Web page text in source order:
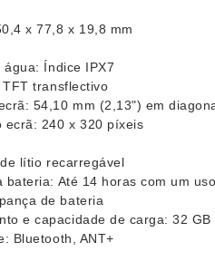
x 77,8 x 19,8 mm
água: Índice IPX7
transflectivo
54,10 mm (2,13") em
ecrã: 240 x 320 píxeis
lítio recarregável
bateria: Até 14 horas com um
de bateria
e capacidade de carga: 32
Bluetooth, ANT+